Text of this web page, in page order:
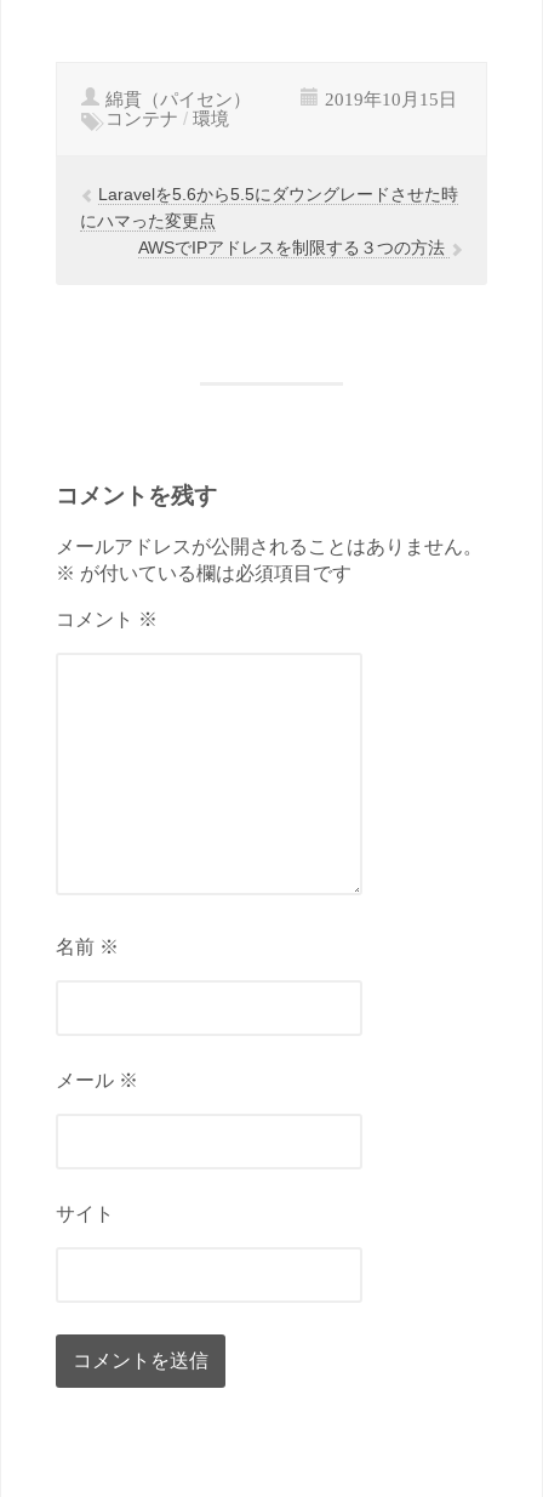
綿貫（パイセン） 2019年10月15日
コンテナ / 環境
Laravelを5.6から5.5にダウングレードさせた時
にハマった変更点
AWSでIPアドレスを制限する３つの方法
コメントを残す
メールアドレスが公開されることはありません。
※ が付いている欄は必須項目です
コメント ※
名前 ※
メール ※
サイト